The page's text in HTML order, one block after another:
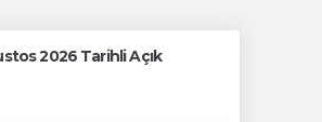
2026 Tarihli Açık